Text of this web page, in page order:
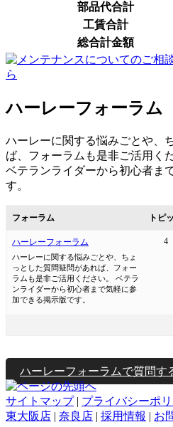
部品代合計
工賃合計
総合計金額
ハーレーフォーラム
ハーレーに関する悩みごとや、
ば、フォーラムも是非ご活用く
ベテランライダーから初心者ま
す。
フォーラム トピ
ハーレーフォーラム
ハーレーに関する悩みごとや、ちょ
っとした質問疑問があれば、フォー
ラムも是非ご活用ください。 ベテラ
ンライダーから初心者まで気軽に参
加できる掲示版です。
4
ハーレーフォーラムで質問す
サイトマップ| プライバシーポ
東大阪店 | 奈良店 | 採用情報 | お